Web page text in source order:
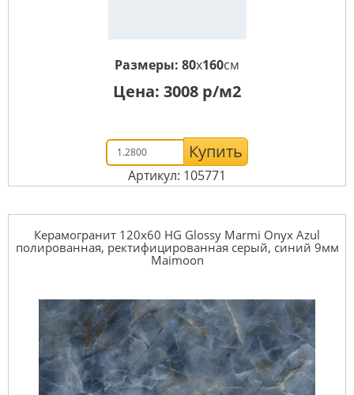
Размеры: 80x160см
Цена: 3008 р/м2
Купить
Артикул: 105771
Керамогранит 120x60 HG Glossy Marmi Onyx Azul
полированная, ректифицированная серый, синий 9мм
Maimoon